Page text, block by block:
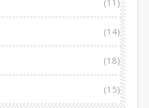
(11)
(14)
(18)
(15)